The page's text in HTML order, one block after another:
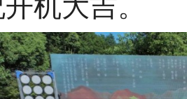
机大吉。